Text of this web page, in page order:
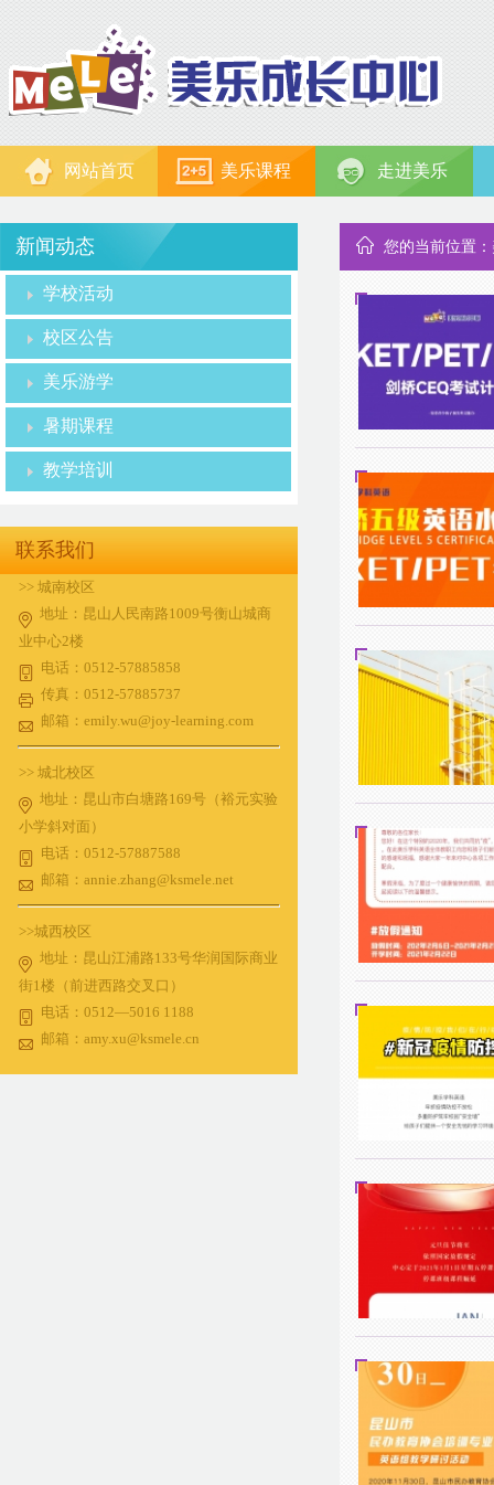
网站首页 美乐课程 走进美乐
新闻动态
学校活动
校区公告
美乐游学
暑期课程
教学培训
联系我们
>> 城南校区
地址：昆山人民南路1009号衡山城商
业中心2楼
电话：0512-57885858
传真：0512-57885737
邮箱：emily.wu@joy-learning.com
>> 城北校区
地址：昆山市白塘路169号（裕元实验
小学斜对面）
电话：0512-57887588
邮箱：annie.zhang@ksmele.net
>>城西校区
地址：昆山江浦路133号华润国际商业
街1楼（前进西路交叉口）
电话：0512—5016 1188
邮箱：amy.xu@ksmele.cn
您的当前位置：